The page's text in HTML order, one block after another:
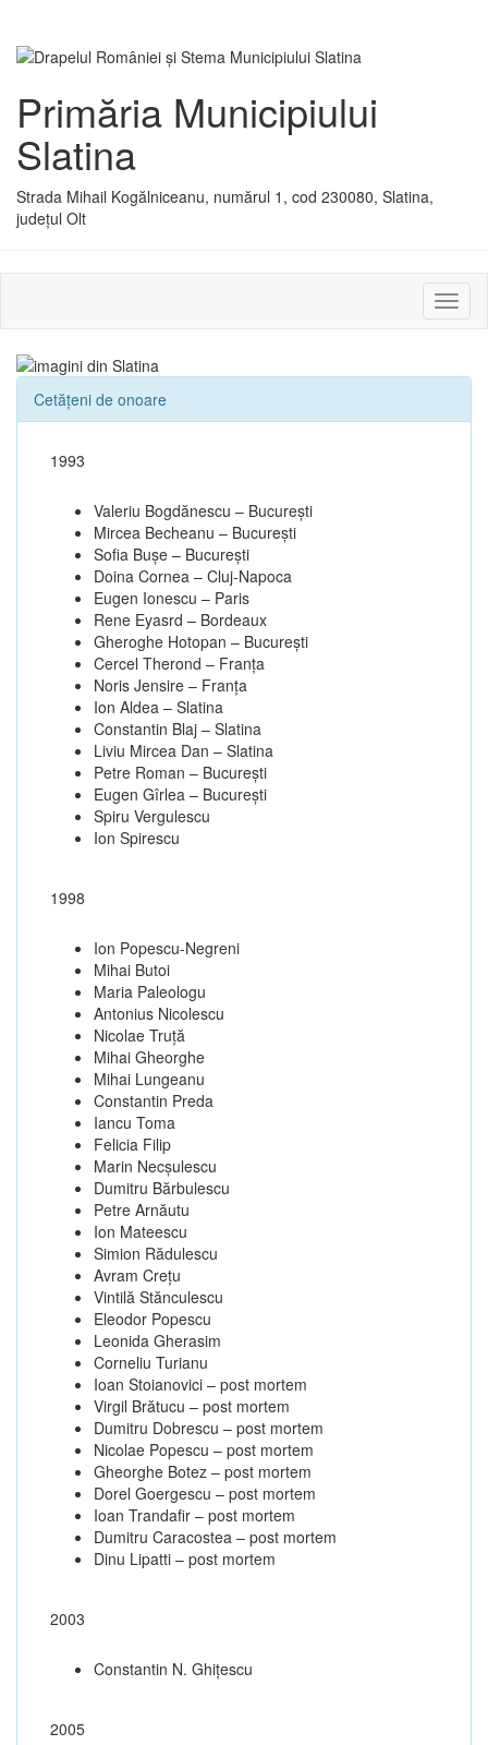
Primăria Municipiului
Slatina
Strada Mihail Kogălniceanu, numărul 1, cod 230080, Slatina,
județul Olt
sau
Cetățeni de onoare
1993
Valeriu Bogdănescu – Bucureşti
Mircea Becheanu – Bucureşti
Sofia Buşe – Bucureşti
Doina Cornea – Cluj-Napoca
Eugen Ionescu – Paris
Rene Eyasrd – Bordeaux
Gheroghe Hotopan – Bucureşti
Cercel Therond – Franţa
Noris Jensire – Franţa
Ion Aldea – Slatina
Constantin Blaj – Slatina
Liviu Mircea Dan – Slatina
Petre Roman – Bucureşti
Eugen Gîrlea – Bucureşti
Spiru Vergulescu
Ion Spirescu
1998
Ion Popescu-Negreni
Mihai Butoi
Maria Paleologu
Antonius Nicolescu
Nicolae Truţă
Mihai Gheorghe
Mihai Lungeanu
Constantin Preda
Iancu Toma
Felicia Filip
Marin Necşulescu
Dumitru Bărbulescu
Petre Arnăutu
Ion Mateescu
Simion Rădulescu
Avram Creţu
Vintilă Stănculescu
Eleodor Popescu
Leonida Gherasim
Corneliu Turianu
Ioan Stoianovici – post mortem
Virgil Brătucu – post mortem
Dumitru Dobrescu – post mortem
Nicolae Popescu – post mortem
Gheorghe Botez – post mortem
Dorel Goergescu – post mortem
Ioan Trandafir – post mortem
Dumitru Caracostea – post mortem
Dinu Lipatti – post mortem
2003
Constantin N. Ghiţescu
2005